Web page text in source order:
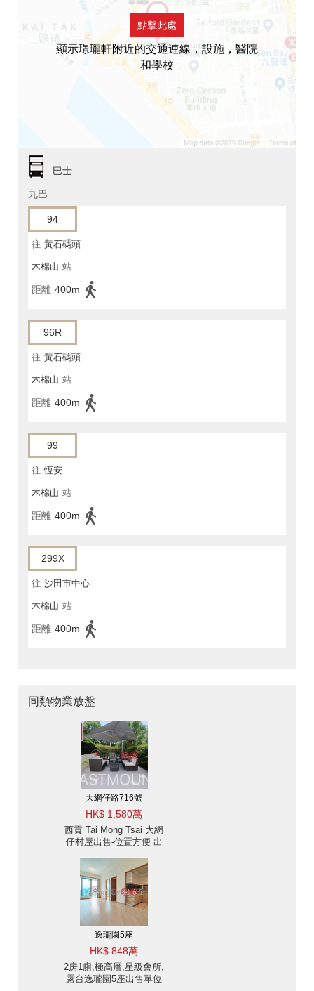
點擊此處
顯示璟瓏軒附近的交通連線，設施，醫院
和學校
巴士
九巴
94
往 黃石碼頭
木棉山 站
距離 400m
96R
往 黃石碼頭
木棉山 站
距離 400m
99
往 恆安
木棉山 站
距離 400m
299X
往 沙田市中心
木棉山 站
距離 400m
同類物業放盤
大網仔路716號
HK$ 1,580萬
西貢 Tai Mong Tsai 大網
仔村屋出售-位置方便 出
逸瓏園5座
HK$ 848萬
2房1廁,極高層,星級會所,
露台逸瓏園5座出售單位